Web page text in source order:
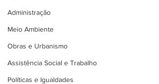
Administração
Meio Ambiente
Obras e Urbanismo
Assistência Social e Trabalho
Políticas e Igualdades